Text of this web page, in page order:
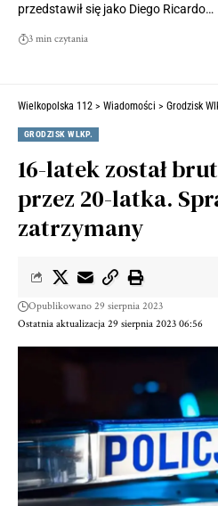
przedstawił się jako Diego Ricardo…
3 min czytania
Wielkopolska 112 > Wiadomości > Grodzisk
GRODZISK WLKP.
16-latek został
przez 20-latka.
zatrzymany
Ostatnia aktualizacja 29 sierpnia 2023 06:56
Opublikowano 29 sierpnia 2023